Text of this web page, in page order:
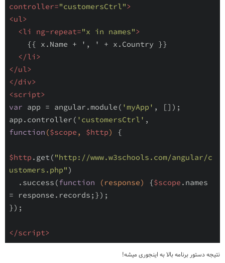
controller="customersCtrl">
<ul>
<li ng-repeat="x in names">
{{ x.Name + ', ' + x.Country }}
</li >
</ul>
</div>
<script>
var app = angular.module( 'myApp' , []);
app.controller( 'customersCtrl'
function ($scope , $http) {
$http .get( "http://www.w3schools.com/angular/c
ustomers.php" )
.success(function (response) {$scope .names
= response.records;});
});
</script>
نتیجه دستور برنامه بالا به اینجوری میشه!